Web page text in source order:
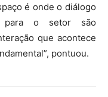
é onde o diálogo
para o setor são
que acontece
pontuou.